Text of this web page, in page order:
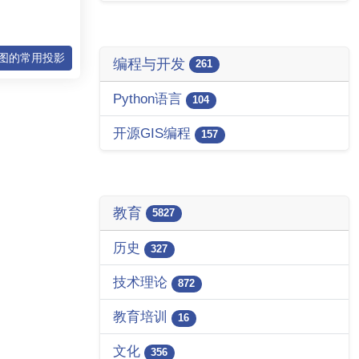
的常用投影 编程与开发 261
Python语言 104
开源GIS编程 157
教育 5827
历史 327
技术理论 872
教育培训 16
文化 356